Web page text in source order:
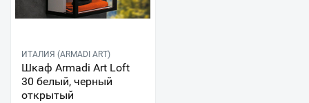
ИТАЛИЯ (ARMADI ART)
Шкаф Armadi Art Loft
30 белый, черный
открытый